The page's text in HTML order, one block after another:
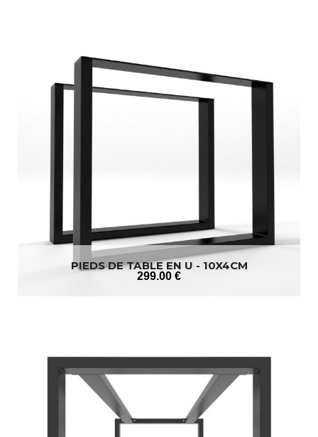
PIEDS DE TABLE EN U - 10X4CM
299.00 €